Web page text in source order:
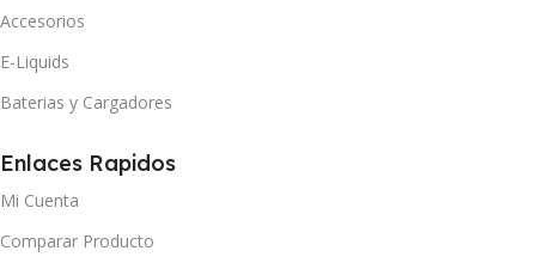
Accesorios
E-Liquids
Baterias y Cargadores
Enlaces Rapidos
Mi Cuenta
Comparar Producto